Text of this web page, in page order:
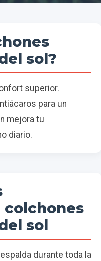
sol?
superior.
para un
mejora tu
diario.
colchones
sol
durante toda la